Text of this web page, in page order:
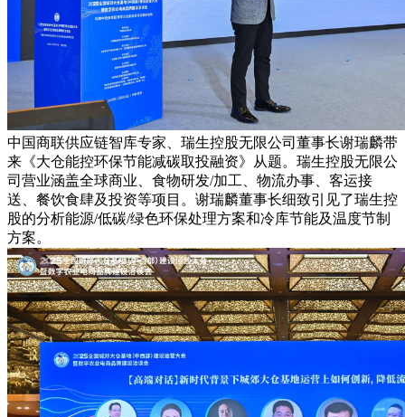
中国商联供应链智库专家、瑞生控股无限公司董事长谢瑞麟带
来《大仓能控环保节能减碳取投融资》从题。瑞生控股无限公
司营业涵盖全球商业、食物研发/加工、物流办事、客运接
送、餐饮食肆及投资等项目。谢瑞麟董事长细致引见了瑞生控
股的分析能源/低碳/绿色环保处理方案和冷库节能及温度节制
方案。